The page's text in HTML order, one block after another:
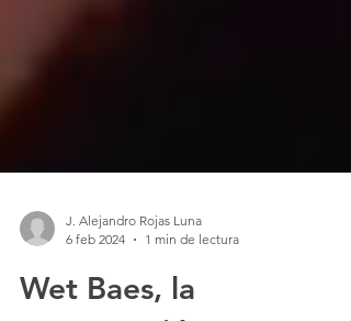
J. Alejandro Rojas Luna
6 feb 2024
1 min de lectura